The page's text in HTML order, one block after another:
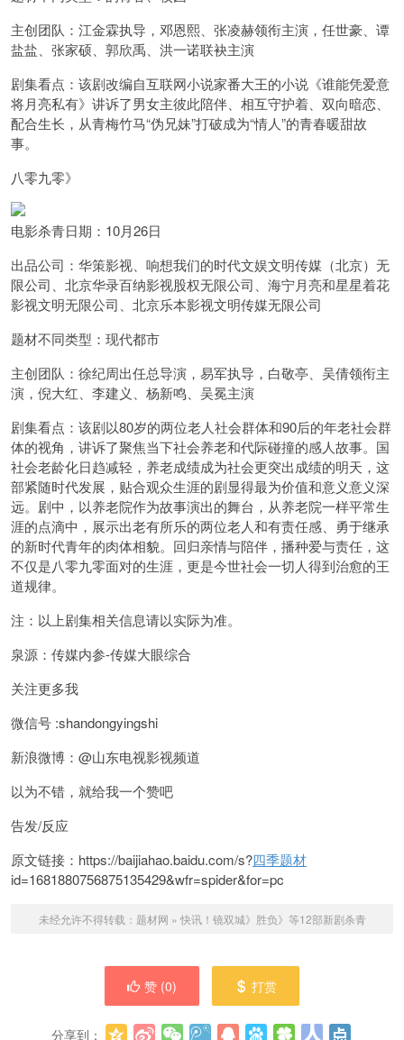
主创团队：江金霖执导，邓恩熙、张凌赫领衔主演，任世豪、谭
盐盐、张家硕、郭欣禹、洪一诺联袂主演
剧集看点：该剧改编自互联网小说家番大王的小说《谁能凭爱意
将月亮私有》讲诉了男女主彼此陪伴、相互守护着、双向暗恋、
配合生长，从青梅竹马“伪兄妹”打破成为“情人”的青春暖甜故
事。
八零九零》
电影杀青日期：10月26日
出品公司：华策影视、响想我们的时代文娱文明传媒（北京）无
限公司、北京华录百纳影视股权无限公司、海宁月亮和星星着花
影视文明无限公司、北京乐本影视文明传媒无限公司
题材不同类型：现代都市
主创团队：徐纪周出任总导演，易军执导，白敬亭、吴倩领衔主
演，倪大红、李建义、杨新鸣、吴冕主演
剧集看点：该剧以80岁的两位老人社会群体和90后的年老社会群
体的视角，讲诉了聚焦当下社会养老和代际碰撞的感人故事。国
社会老龄化日趋减轻，养老成绩成为社会更突出成绩的明天，这
部紧随时代发展，贴合观众生涯的剧显得最为价值和意义意义深
远。剧中，以养老院作为故事演出的舞台，从养老院一样平常生
涯的点滴中，展示出老有所乐的两位老人和有责任感、勇于继承
的新时代青年的肉体相貌。回归亲情与陪伴，播种爱与责任，这
不仅是八零九零面对的生涯，更是今世社会一切人得到治愈的王
道规律。
注：以上剧集相关信息请以实际为准。
泉源：传媒内参-传媒大眼综合
关注更多我
微信号 :shandongyingshi
新浪微博：@山东电视影视频道
以为不错，就给我一个赞吧
告发/反应
原文链接：https://baijiahao.baidu.com/s?四季题材
id=1681880756875135429&wfr=spider&for=pc
未经允许不得转载： 题材网 » 快讯！镜双城》胜负》等12部新剧杀青
赞 (0) 打赏
分享到：